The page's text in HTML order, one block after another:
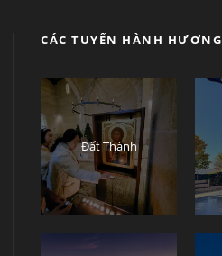
CÁC TUYẾN HÀNH HƯƠNG
Đất Thánh